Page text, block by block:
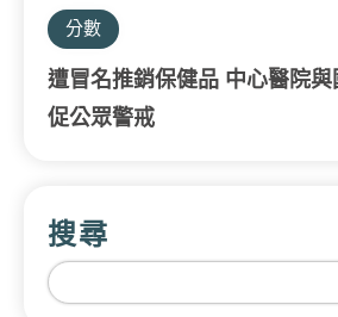
分數
遭冒名推銷保健品 中心醫院與
促公眾警戒
搜尋